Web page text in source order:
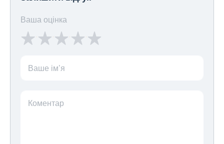
Ваша оцінка
Ваше ім’я
Коментар